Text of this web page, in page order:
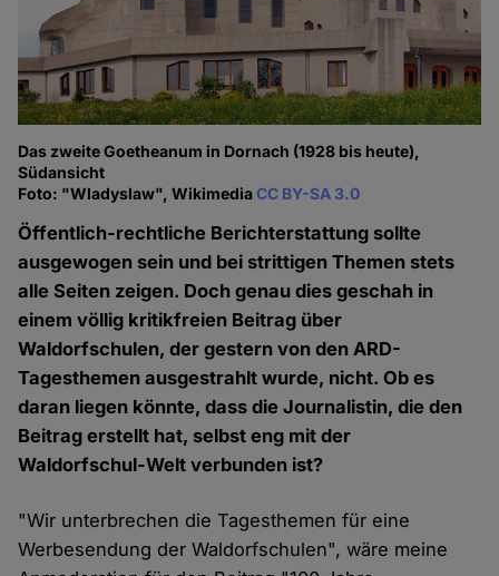
Das zweite Goetheanum in Dornach (1928 bis heute),
Südansicht
Foto: "Wladyslaw", WikimediaCC BY-SA 3.0
Öffentlich-rechtliche Berichterstattung sollte
ausgewogen sein und bei strittigen Themen stets
alle Seiten zeigen. Doch genau dies geschah in
einem völlig kritikfreien Beitrag über
Waldorfschulen, der gestern von den ARD-
Tagesthemen ausgestrahlt wurde, nicht. Ob es
daran liegen könnte, dass die Journalistin, die den
Beitrag erstellt hat, selbst eng mit der
Waldorfschul-Welt verbunden ist?
"Wir unterbrechen die Tagesthemen für eine
Werbesendung der Waldorfschulen", wäre meine